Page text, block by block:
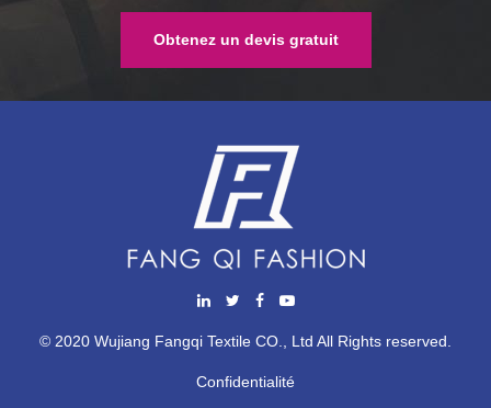
Obtenez un devis gratuit
© 2020 Wujiang Fangqi Textile CO., Ltd All Rights reserved.
Confidentialité